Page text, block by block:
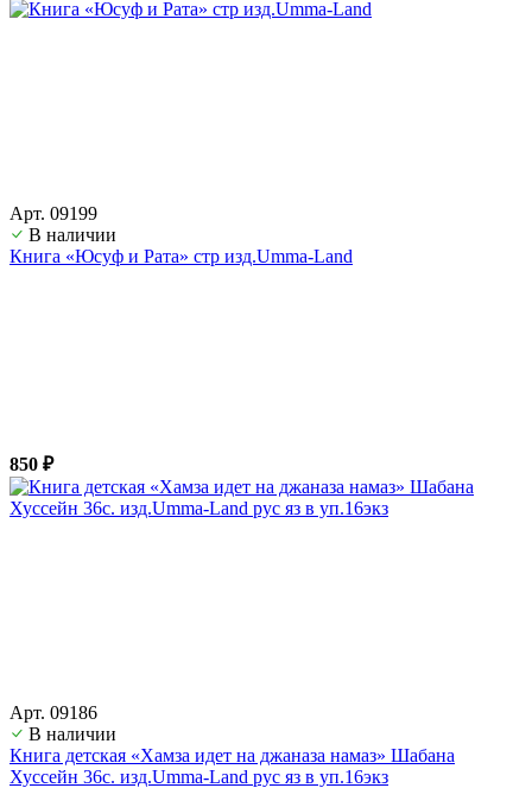
Арт. 09199
В наличии
Книга «Юсуф и Рата» стр изд.Umma-Land
850 ₽
Арт. 09186
В наличии
Книга детская «Хамза идет на джаназа намаз» Шабана
Хуссейн 36с. изд.Umma-Land рус яз в уп.16экз